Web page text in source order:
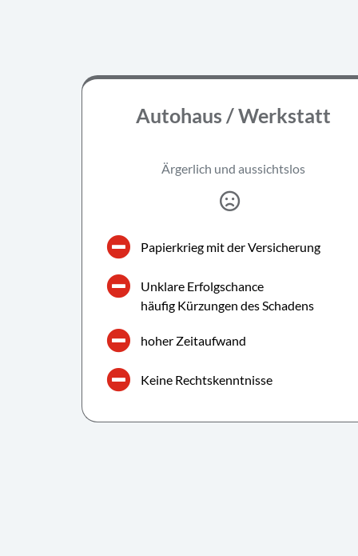
Autohaus / Werkstatt
Ärgerlich und aussichtslos
Papierkrieg mit der Versicherung
Unklare Erfolgschance
häufig Kürzungen des Schadens
hoher Zeitaufwand
Keine Rechtskenntnisse